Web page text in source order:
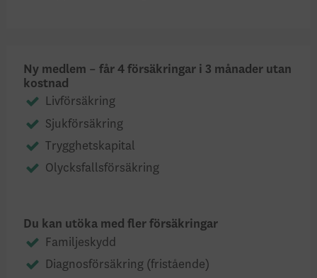
Ny medlem – får 4 försäkringar i 3 månader utan
kostnad
Livförsäkring
Sjukförsäkring
Trygghetskapital
Olycksfallsförsäkring
Du kan utöka med fler försäkringar
Familjeskydd
Diagnosförsäkring (fristående)